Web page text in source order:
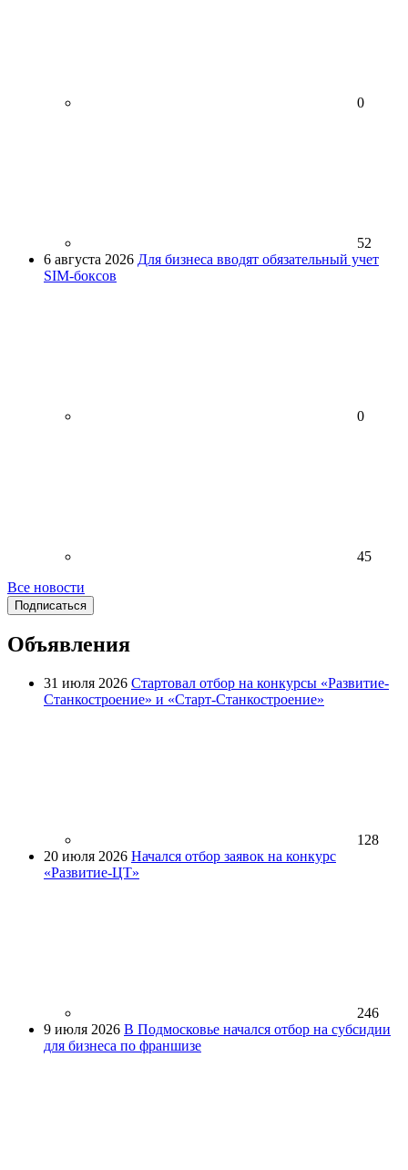
0
52
6 августа 2026 Для бизнеса вводят обязательный учет
SIM-боксов
0
45
Все новости
Подписаться
Объявления
31 июля 2026 Стартовал отбор на конкурсы «Развитие-
Станкостроение» и «Старт-Станкостроение»
128
20 июля 2026 Начался отбор заявок на конкурс
«Развитие-ЦТ»
246
9 июля 2026 В Подмосковье начался отбор на субсидии
для бизнеса по франшизе